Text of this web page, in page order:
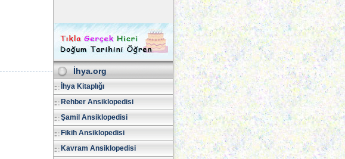
İhya.org
İhya Kitaplığı
Rehber Ansiklopedisi
Şamil Ansiklopedisi
Fikih Ansiklopedisi
Kavram Ansiklopedisi